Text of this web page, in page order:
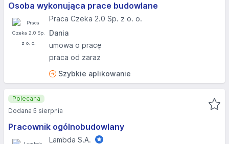
Osoba wykonująca prace budowlane
Praca Czeka 2.0 Sp. z o. o.
Dania
umowa o pracę
praca od zaraz
Szybkie aplikowanie
Pracownik ogólnobudowlany
Lambda S.A.
Polecana
Dodana 5 sierpnia